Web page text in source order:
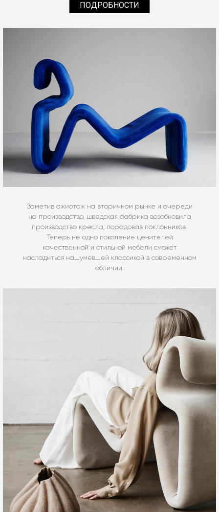
ПОДРОБНОСТИ
Заметив ажиотаж на вторичном рынке и очереди
на производство, шведская фабрика возобновила
производство кресла, порадовав поклонников.
Теперь не одно поколение ценителей
качественной и стильной мебели сможет
насладиться нашумевшей классикой в современном
обличии.